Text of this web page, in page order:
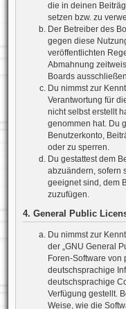
die in deinen
setzen bzw. zu
Der Betreiber des
gegen diese
veröffentlichten
Abmahnung
Boards
Du nimmst zur
Verantwortung für
nicht selbst erstellt
genommen hat. Du
Benutzerkonto,
oder zu sperren.
Du gestattest dem
abzuändern, sofern
geeignet sind, dem
zuzufügen.
4. General Public
Du nimmst zur
der „ GNU General
Foren-Software von
deutschsprachige
deutschsprachige
Verfügung gestellt.
Weise, wie die